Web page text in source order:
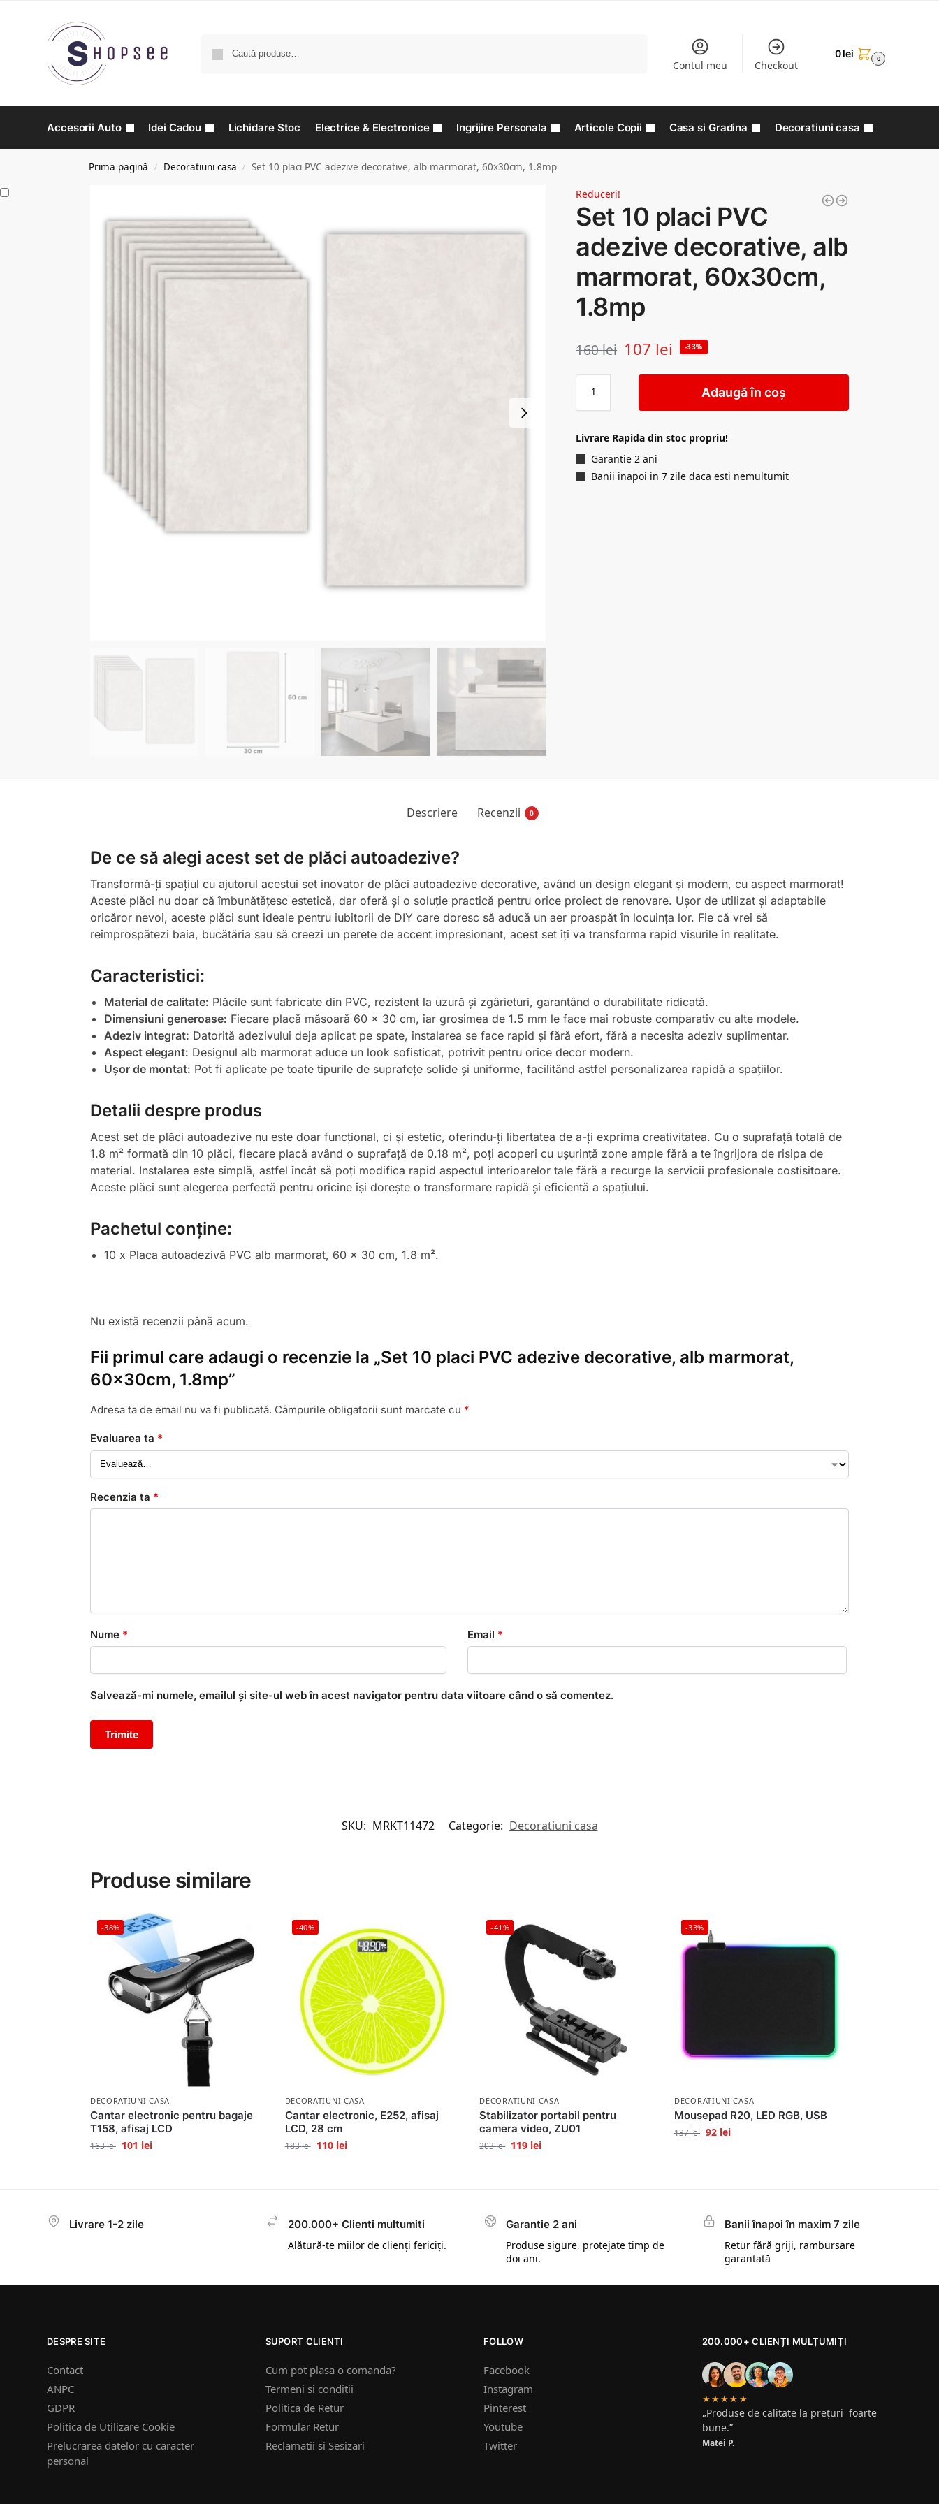
Contul meu Checkout
0lei 0
Accesorii Auto Idei Cadou Lichidare Stoc Electrice & Electronice Ingrijire Personala Articole Copii Casa si Gradina Decoratiuni casa
Prima pagină / Decoratiuni casa / Set 10 placi PVC adezive decorative, alb marmorat, 60x30cm, 1.8mp
Reduceri!
Set 10 placi PVC
adezive decorative, alb
marmorat, 60x30cm,
1.8mp
160lei 107 lei -33%
Adaugă în coș
Livrare Rapida din stoc propriu!
Garantie 2 ani
Banii inapoi in 7 zile daca esti nemultumit
Descriere Recenzii 0
De ce să alegi acest set de plăci autoadezive?
Transformă-ți spațiul cu ajutorul acestui set inovator de plăci autoadezive decorative, având un design elegant și modern, cu aspect marmorat!
Aceste plăci nu doar că îmbunătățesc estetică, dar oferă și o soluție practică pentru orice proiect de renovare. Ușor de utilizat și adaptabile
oricăror nevoi, aceste plăci sunt ideale pentru iubitorii de DIY care doresc să aducă un aer proaspăt în locuința lor. Fie că vrei să
reîmprospătezi baia, bucătăria sau să creezi un perete de accent impresionant, acest set îți va transforma rapid visurile în realitate.
Caracteristici:
Material de calitate: Plăcile sunt fabricate din PVC, rezistent la uzură și zgârieturi, garantând o durabilitate ridicată.
Dimensiuni generoase: Fiecare placă măsoară 60 x 30 cm, iar grosimea de 1.5 mm le face mai robuste comparativ cu alte modele.
Adeziv integrat: Datorită adezivului deja aplicat pe spate, instalarea se face rapid și fără efort, fără a necesita adeziv suplimentar.
Aspect elegant: Designul alb marmorat aduce un look sofisticat, potrivit pentru orice decor modern.
Ușor de montat: Pot fi aplicate pe toate tipurile de suprafețe solide și uniforme, facilitând astfel personalizarea rapidă a spațiilor.
Detalii despre produs
Acest set de plăci autoadezive nu este doar funcțional, ci și estetic, oferindu-ți libertatea de a-ți exprima creativitatea. Cu o suprafață totală de
1.8 m² formată din 10 plăci, fiecare placă având o suprafață de 0.18 m², poți acoperi cu ușurință zone ample fără a te îngrijora de risipa de
material. Instalarea este simplă, astfel încât să poți modifica rapid aspectul interioarelor tale fără a recurge la servicii profesionale costisitoare.
Aceste plăci sunt alegerea perfectă pentru oricine își dorește o transformare rapidă și eficientă a spațiului.
Pachetul conține:
10 x Placa autoadezivă PVC alb marmorat, 60 x 30 cm, 1.8 m².
Nu există recenzii până acum.
Fii primul care adaugi o recenzie la „Set 10 placi PVC adezive decorative, alb marmorat,
60x30cm, 1.8mp”
Adresa ta de email nu va fi publicată. Câmpurile obligatorii sunt marcate cu *
Evaluarea ta *
Recenzia ta *
Nume * Email *
Salvează-mi numele, emailul și site-ul web în acest navigator pentru data viitoare când o să comentez.
SKU: MRKT11472 Categorie: Decoratiuni casa
Produse similare
-38%
DECORATIUNI CASA
Cantar electronic pentru bagaje
T158, afisaj LCD
163lei 101 lei
-40%
DECORATIUNI CASA
Cantar electronic, E252, afisaj
LCD, 28 cm
183lei 110 lei
-41%
DECORATIUNI CASA
Stabilizator portabil pentru
camera video, ZU01
203lei 119 lei
-33%
DECORATIUNI CASA
Mousepad R20, LED RGB, USB
137lei 92 lei
Livrare 1-2 zile
200.000+ Clienti multumiti
Alătură-te miilor de clienți fericiți.
Garantie 2 ani
Produse sigure, protejate timp de
doi ani.
Banii înapoi în maxim 7 zile
Retur fără griji, rambursare
garantată
DESPRE SITE
Contact
ANPC
GDPR
Politica de Utilizare Cookie
Prelucrarea datelor cu caracter
personal
SUPORT CLIENTI
Cum pot plasa o comanda?
Termeni si conditii
Politica de Retur
Formular Retur
Reclamatii si Sesizari
FOLLOW
Facebook
Instagram
Pinterest
Youtube
Twitter
200.000+ CLIENȚI MULȚUMIȚI
★★★★★
„Produse de calitate la prețuri foarte
bune.”
Matei P.